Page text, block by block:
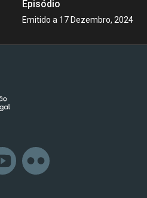
Episódio
Emitido a 17 Dezembro, 2024